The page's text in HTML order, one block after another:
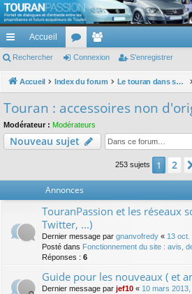
TouranPassion
Le forum des propriétaires ou futurs acquéreurs du
cc
ès
pi
de
Accueil
or
u
e
m
Rechercher Connexion S’enregistrer
Accueil Index du forum Le touran dans ses versions I (V1 V2 V3) et II ...
Touran : accessoires non
Modérateur : Modérateurs
Nouveau sujet
253 sujets 1 2
Annonces
TouranPassion et les réseaux
Twitter, ...)
Dernier message par gnanvofredy « 13 oct.
Posté dans Fonctionnement du site : avis,
Réponses : 6
Guide pour les nouveaux ( et
Dernier message par jef10 « 10 mars